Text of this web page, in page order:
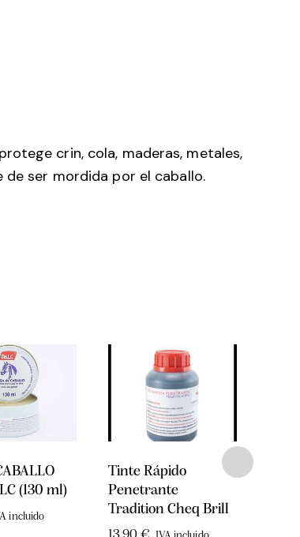
crin, cola, maderas, metales,
ser mordida por el caballo.
(130 ml)
incluido
Tinte Rápido
Penetrante
Tradition Cheq Brill